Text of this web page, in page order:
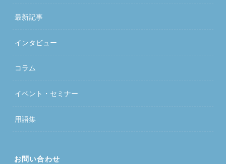
最新記事
インタビュー
コラム
イベント・セミナー
用語集
お問い合わせ